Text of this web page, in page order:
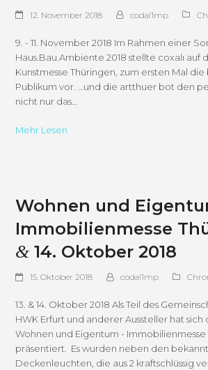
12. November 2018 codal1mp
9. - 11. November 2018 Im Rahmen einer
Haus.Bau.Ambiente 2018 stellte coxalı auf
Kunstmesse Thüringen, zum ersten Mal
Publikum vor. …und die artthuer bot den
nicht nur das…
Mehr Lesen
Wohnen und
Immobilienmesse
& 14. Oktober 2018
15. Oktober 2018 codal1mp
13. & 14. Oktober 2018 Als Teil des
HWK Erfurt und anderer Aussteller hat sich
Wohnen und Eigentum - Immobilienmesse
präsentiert. Es wurden neben den
Deckenleuchten, die aus 2 kraftschlüssig